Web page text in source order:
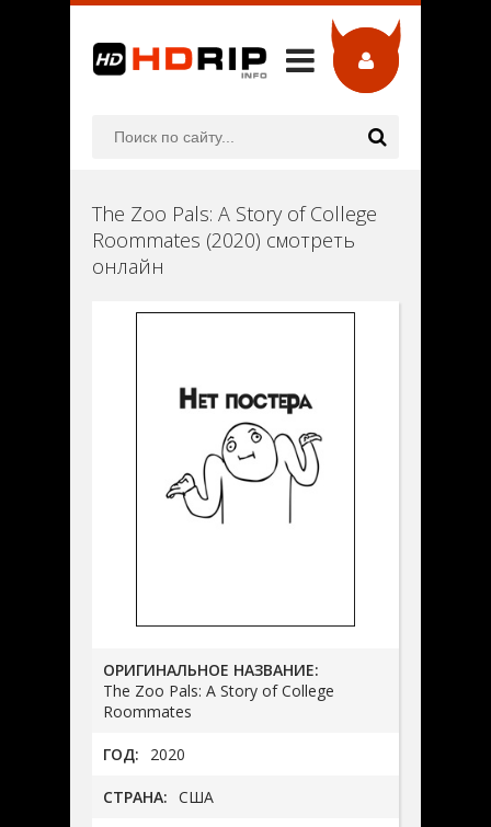
The Zoo Pals: A Story of College
Roommates (2020) смотреть
онлайн
ОРИГИНАЛЬНОЕ НАЗВАНИЕ:
The Zoo Pals: A Story of College
Roommates
ГОД: 2020
СТРАНА: США